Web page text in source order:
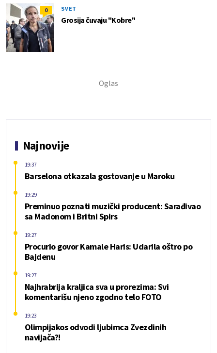
0 SVET
Grosija čuvaju "Kobre"
Najnovije
Barselona otkazala gostovanje u Maroku
19:37
Preminuo poznati muzički producent: Sarađivao
sa Madonom i Britni Spirs
19:29
Procurio govor Kamale Haris: Udarila oštro po
Bajdenu
19:27
Najhrabrija kraljica sva u prorezima: Svi
komentarišu njeno zgodno telo FOTO
19:27
Olimpijakos odvodi ljubimca Zvezdinih
navijača?!
19:23